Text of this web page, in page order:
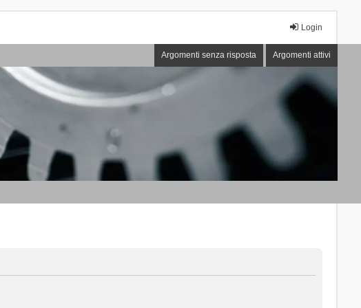
Login
Argomenti senza risposta Argomenti attivi